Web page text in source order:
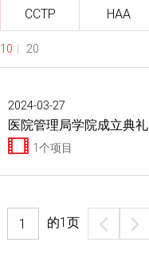
CCTP HAA
10 20
2024-03-27
医院管理局学院成立典礼
1个项目
的1 页